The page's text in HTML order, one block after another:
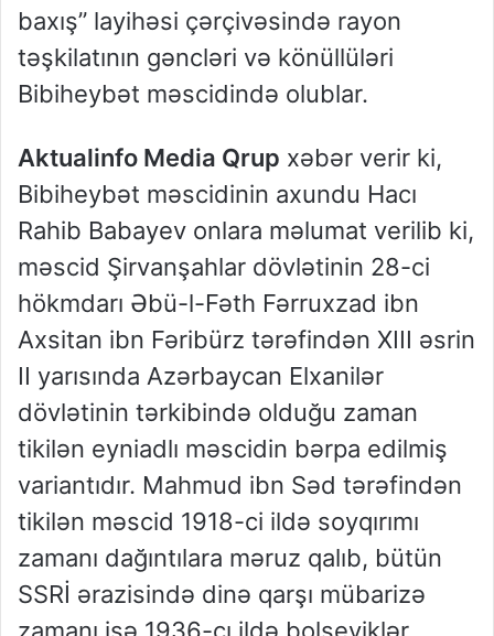
baxış” layihəsi çərçivəsində rayon
təşkilatının gəncləri və könüllüləri
Bibiheybət məscidində olublar.
Aktualinfo Media Qrup xəbər verir ki,
Bibiheybət məscidinin axundu Hacı
Rahib Babayev onlara məlumat verilib ki,
məscid Şirvanşahlar dövlətinin 28-ci
hökmdarı Əbü-l-Fəth Fərruxzad ibn
Axsitan ibn Fəribürz tərəfindən XIII əsrin
II yarısında Azərbaycan Elxanilər
dövlətinin tərkibində olduğu zaman
tikilən eyniadlı məscidin bərpa edilmiş
variantıdır. Mahmud ibn Səd tərəfindən
tikilən məscid 1918-ci ildə soyqırımı
zamanı dağıntılara məruz qalıb, bütün
SSRİ ərazisində dinə qarşı mübarizə
zamanı isə 1936-cı ildə bolşeviklər